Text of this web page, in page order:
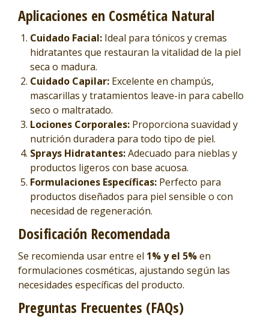
Aplicaciones en Cosmética Natural
Cuidado Facial: Ideal para tónicos y cremas
hidratantes que restauran la vitalidad de la piel
seca o madura.
Cuidado Capilar: Excelente en champús,
mascarillas y tratamientos leave-in para cabello
seco o maltratado.
Lociones Corporales: Proporciona suavidad y
nutrición duradera para todo tipo de piel.
Sprays Hidratantes:Adecuado para nieblas y
productos ligeros con base acuosa.
Formulaciones Específicas: Perfecto para
productos diseñados para piel sensible o con
necesidad de regeneración.
Dosificación Recomendada
Se recomienda usar entre el 1% y el 5%en
formulaciones cosméticas, ajustando según las
necesidades específicas del producto.
Preguntas Frecuentes (FAQs)